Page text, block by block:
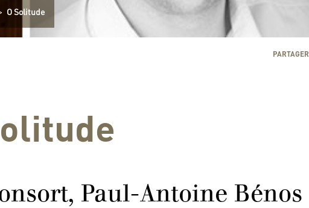
O Solitude
PARTAGER
Paul-Antoine Bénos